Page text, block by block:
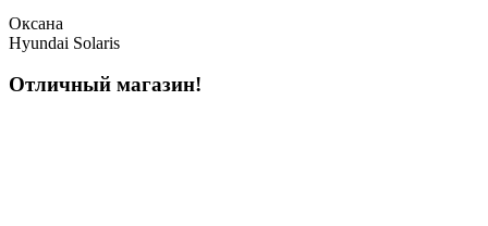
Оксана
Hyundai Solaris
Отличный магазин!